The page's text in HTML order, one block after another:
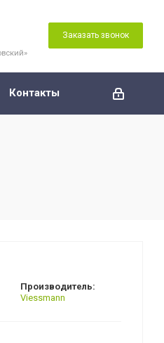
Заказать звонок
Контакты
Производитель:
Viessmann